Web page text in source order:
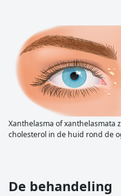
Image
Xanthelasma of xanthelasmata
cholesterol in de huid rond de
De behandeling